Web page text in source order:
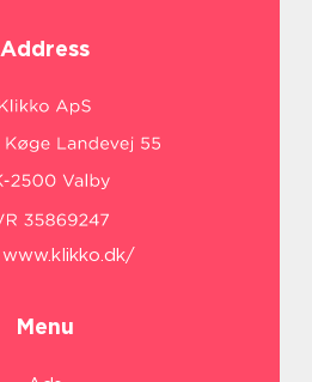
Address
www.klikko.dk/
Menu